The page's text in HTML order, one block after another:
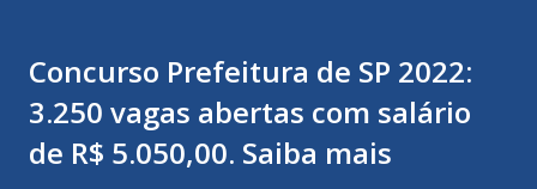
Concurso Prefeitura de SP 2022:
3.250 vagas abertas com salário
de R$ 5.050,00. Saiba mais